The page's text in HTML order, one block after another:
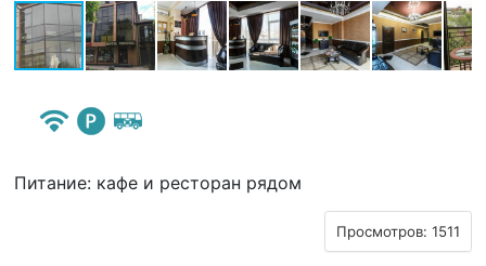
Питание: кафе и ресторан рядом
Просмотров: 1511